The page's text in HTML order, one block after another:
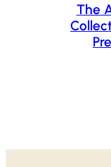
The